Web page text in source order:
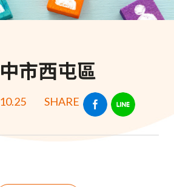
市西屯區
SHARE